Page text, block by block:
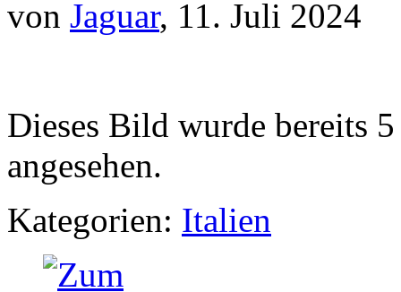
von Jaguar, 11. Juli 2024
Dieses Bild wurde bereits
angesehen.
Kategorien: Italien